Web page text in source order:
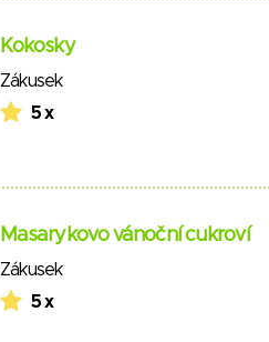
Kokosky
Zákusek
5 x
Masarykovo vánoční cukroví
Zákusek
5 x